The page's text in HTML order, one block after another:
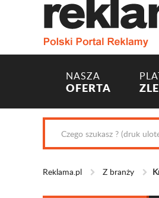
NASZA
OFERTA
Reklama.pl Z branży